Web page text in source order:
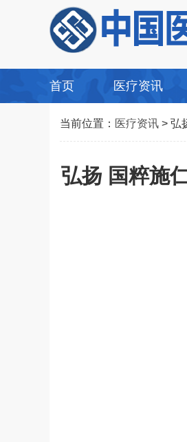
首页 医疗资讯
当前位置： 医疗资讯 > 弘
弘扬 国粹施